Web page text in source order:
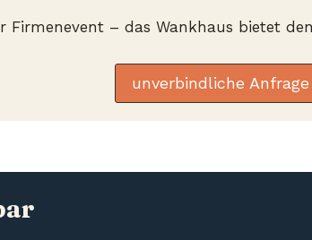
Firmenevent – das Wankhaus bietet
unverbindliche